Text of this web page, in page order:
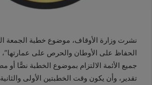
نشرت وزارة الأوقاف، موضوع خطبة الجمعة
الحفاظ على الأوطان والحرص على
جميع الأئمة الالتزام بموضوع الخطبة نصًّا أو